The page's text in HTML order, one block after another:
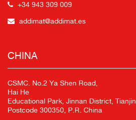
+34 943 309 009
addimat@addimat.es
CHINA
CSMC. No.2 Ya Shen Road,
Hai He
Educational Park, Jinnan District, Tianjin
Postcode 300350, P.R. China